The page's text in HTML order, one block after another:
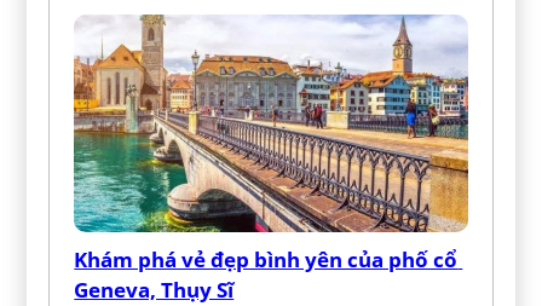
Khám phá vẻ đẹp bình yên của phố cổ
Geneva, Thụy Sĩ